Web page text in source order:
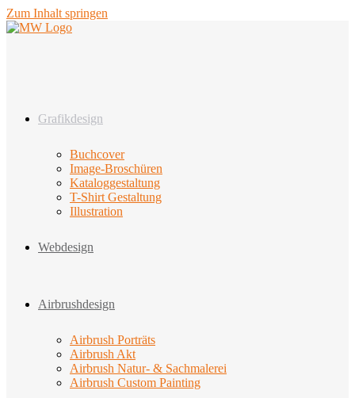
Zum Inhalt springen
Grafikdesign
Buchcover
Image-Broschüren
Kataloggestaltung
T-Shirt Gestaltung
Illustration
Webdesign
Airbrushdesign
Airbrush Porträts
Airbrush Akt
Airbrush Natur- & Sachmalerei
Airbrush Custom Painting